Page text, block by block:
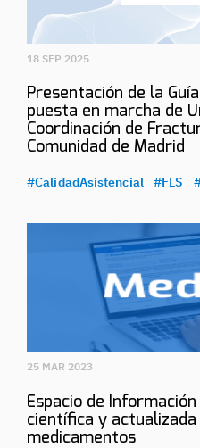
18 SEP 2025
Presentación de la
puesta en marcha de
Coordinación de
Comunidad de Madrid
#CalidadAsistencial #FLS
25 MAR 2023
Espacio de
científica y
medicamentos